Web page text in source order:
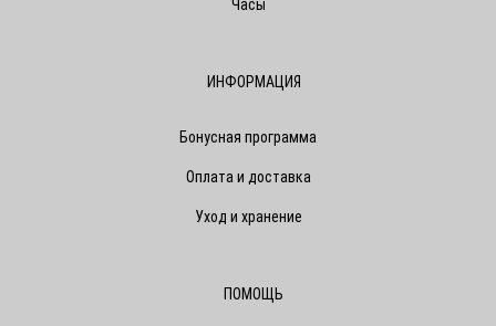
Часы
ИНФОРМАЦИЯ
Бонусная программа
Оплата и доставка
Уход и хранение
ПОМОЩЬ